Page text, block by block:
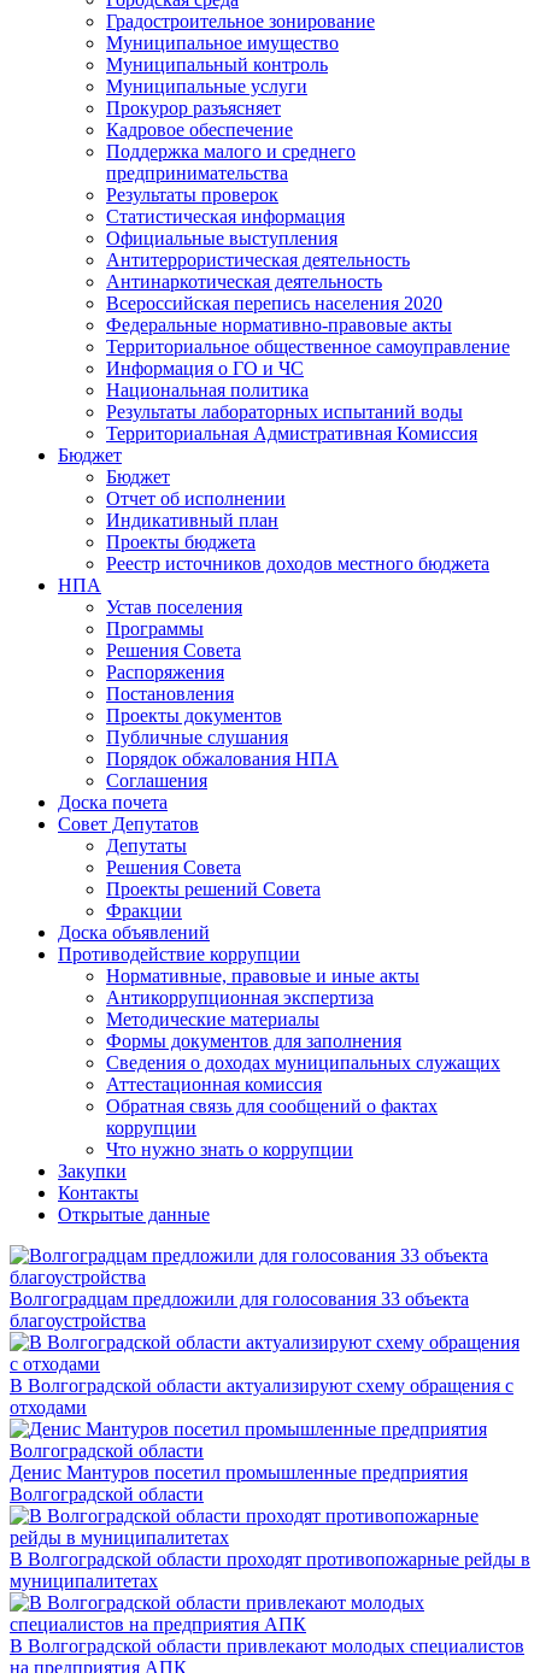
Градостроительное зонирование
Муниципальное имущество
Муниципальный контроль
Муниципальные услуги
Прокурор разъясняет
Кадровое обеспечение
Поддержка малого и среднего
предпринимательства
Результаты проверок
Статистическая информация
Официальные выступления
Антитеррористическая деятельность
Антинаркотическая деятельность
Всероссийская перепись населения 2020
Федеральные нормативно-правовые акты
Территориальное общественное самоуправление
Информация о ГО и ЧС
Национальная политика
Результаты лабораторных испытаний воды
Территориальная Адмистративная Комиссия
Бюджет
Бюджет
Отчет об исполнении
Индикативный план
Проекты бюджета
Реестр источников доходов местного бюджета
НПА
Устав поселения
Программы
Решения Совета
Распоряжения
Постановления
Проекты документов
Публичные слушания
Порядок обжалования НПА
Соглашения
Доска почета
Совет Депутатов
Депутаты
Решения Совета
Проекты решений Совета
Фракции
Доска объявлений
Противодействие коррупции
Нормативные, правовые и иные акты
Антикоррупционная экспертиза
Методические материалы
Формы документов для заполнения
Сведения о доходах муниципальных служащих
Аттестационная комиссия
Обратная связь для сообщений о фактах
коррупции
Что нужно знать о коррупции
Закупки
Контакты
Открытые данные
Волгоградцам предложили для голосования 33 объекта
благоустройства
В Волгоградской области актуализируют схему обращения с
отходами
Денис Мантуров посетил промышленные предприятия
Волгоградской области
В Волгоградской области проходят противопожарные рейды в
муниципалитетах
В Волгоградской области привлекают молодых специалистов
на предприятия АПК